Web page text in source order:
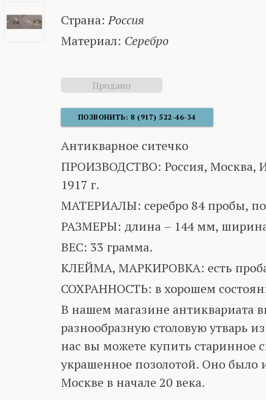
Страна:Россия
Материал: Серебро
Продано
ПОЗВОНИТЬ: 8 (917) 522-46-34
Антикварное ситечко
ПРОИЗВОДСТВО: Россия, Москва,
1917 г.
МАТЕРИАЛЫ: серебро 84 пробы,
РАЗМЕРЫ: длина – 144 мм,
ВЕС: 33 грамма.
КЛЕЙМА, МАРКИРОВКА: есть проба
СОХРАННОСТЬ: в хорошем
В нашем магазине антиквариата
разнообразную столовую утварь
нас вы можете купить старинное
украшенное позолотой. Оно было
Москве в начале 20 века.